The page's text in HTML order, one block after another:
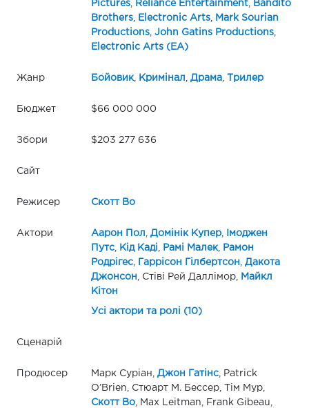
Pictures, Reliance Entertainment,
Bandito
Brothers, Electronic Arts,
Mark Sourian
Productions, John Gatins Productions,
Electronic Arts (EA)
Жанр Бойовик, Кримінал Драма, Трилер
Бюджет $66 000 000
Збори $203 277 636
Сайт
Режисер Скотт Во
Актори Аарон Пол Домінік Купер,
Імоджен
Путс, Кід Каді Рамі Малек,
Рамон
Родрігес, Гаррісон Гілбертсон
Дакота
Джонсон , Стіві Рей Даллімор,
Майкл
Кітон
Усі актори та ролі (10)
Сценарій
Продюсер Марк Суріан, Джон Гатінс, Patrick
O’Brien, Стюарт М. Бессер, Тім Мур,
Скотт Во, Max Leitman, Frank Gibeau,